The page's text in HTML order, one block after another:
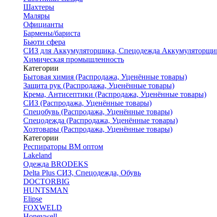
Шахтеры
Маляры
Официанты
Бармены/бариста
Бьюти сфера
СИЗ для Аккумуляторщика, Спецодежда
Химическая промышленность
Категории
Бытовая химия (Распродажа, Уценённые товары)
Защита рук (Распродажа, Уценённые товары)
Крема, Антисептики (Распродажа, Уценённые товары)
СИЗ (Распродажа, Уценённые товары)
Спецобувь (Распродажа, Уценённые товары)
Спецодежда (Распродажа, Уценённые товары)
Хозтовары (Распродажа, Уценённые товары)
Категории
Респираторы ВМ оптом
Lakeland
Одежда BRODEKS
Delta Plus СИЗ, Спецодежда, Обувь
DOCTORBIG
HUNTSMAN
Elipse
FOXWELD